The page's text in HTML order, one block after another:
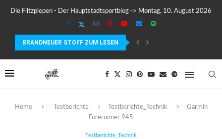
Die Flitzpiepen - Der Hauptstadtsportblog -> Montag, 10. August 2026
BRANDNEUER STOFF ZUM LESEN
MEIN ERSTER MARATHON: 42,195 KILOMETER PURE VERRÜCKTHEIT,
Home Testberichte Testberichte_Technik
Garmin
Forerunner 945
Testberichte_Technik